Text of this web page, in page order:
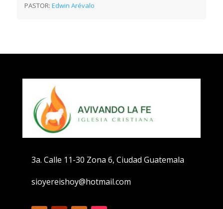
PASTOR:Edwin Arévalo
3a. Calle 11-30 Zona 6, Ciudad Guatemala
sioyereishoy@hotmail.com